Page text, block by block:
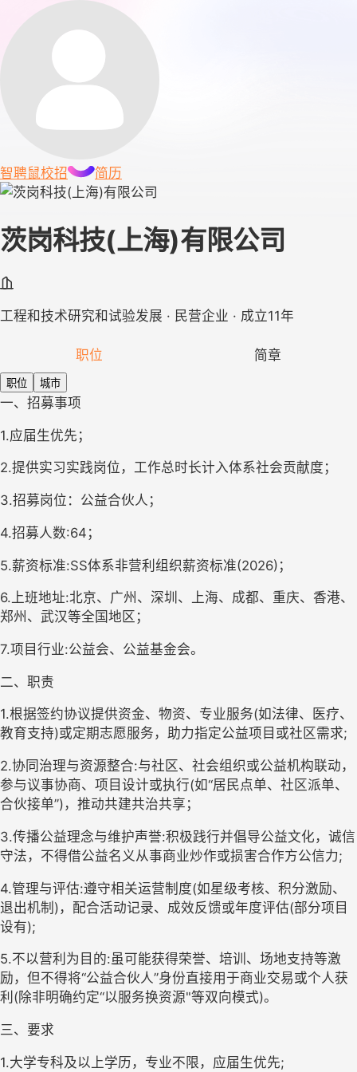
智聘鼠校招 简历
茨岗科技(上海)有限公司
工程和技术研究和试验发展 · 民营企业 · 成立11年
职位 简章
职位 城市
一、招募事项
1.应届生优先；
2.提供实习实践岗位，工作总时长计入体系社会贡献度；
3.招募岗位：公益合伙人；
4.招募人数:64；
5.薪资标准:SS体系非营利组织薪资标准(2026)；
6.上班地址:北京、广州、深圳、上海、成都、重庆、香港、
郑州、武汉等全国地区；
7.项目行业:公益会、公益基金会。
二、职责
1.根据签约协议提供资金、物资、专业服务(如法律、医疗、
教育支持)或定期志愿服务，助力指定公益项目或社区需求;
2.协同治理与资源整合:与社区、社会组织或公益机构联动，
参与议事协商、项目设计或执行(如“居民点单、社区派单、
合伙接单”)，推动共建共治共享；
3.传播公益理念与维护声誉:积极践行并倡导公益文化，诚信
守法，不得借公益名义从事商业炒作或损害合作方公信力;
4.管理与评估:遵守相关运营制度(如星级考核、积分激励、
退出机制)，配合活动记录、成效反馈或年度评估(部分项目
设有);
5.不以营利为目的:虽可能获得荣誉、培训、场地支持等激
励，但不得将“公益合伙人”身份直接用于商业交易或个人获
利(除非明确约定“以服务换资源"等双向模式)。
三、要求
1.大学专科及以上学历，专业不限，应届生优先;